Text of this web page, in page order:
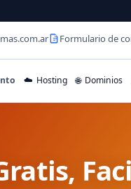
Formulario de
☁️ Hosting 🌐 Dominios